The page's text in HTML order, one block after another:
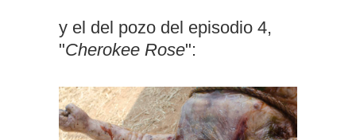
y el del pozo del episodio 4,
"Cherokee Rose":